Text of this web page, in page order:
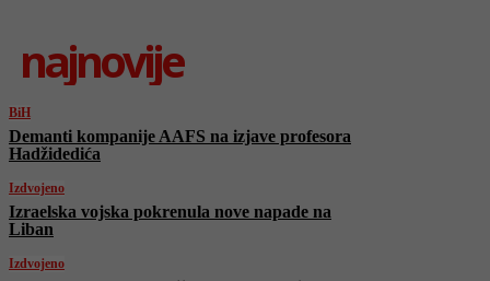
najnovije
BiH
Demanti kompanije AAFS na izjave profesora
Hadžidedića
Izdvojeno
Izraelska vojska pokrenula nove napade na
Liban
Izdvojeno